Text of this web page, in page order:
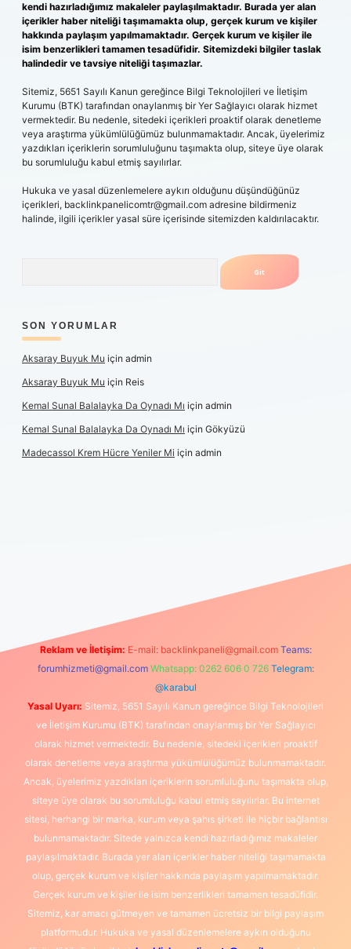
kendi hazırladığımız makaleler paylaşılmaktadır. Burada yer alan
içerikler haber niteliği taşımamakta olup, gerçek kurum ve kişiler
hakkında paylaşım yapılmamaktadır. Gerçek kurum ve kişiler ile
isim benzerlikleri tamamen tesadüfidir. Sitemizdeki bilgiler taslak
halindedir ve tavsiye niteliği taşımazlar.
Sitemiz, 5651 Sayılı Kanun gereğince Bilgi Teknolojileri ve İletişim
Kurumu (BTK) tarafından onaylanmış bir Yer Sağlayıcı olarak hizmet
vermektedir. Bu nedenle, sitedeki içerikleri proaktif olarak denetleme
veya araştırma yükümlülüğümüz bulunmamaktadır. Ancak, üyelerimiz
yazdıkları içeriklerin sorumluluğunu taşımakta olup, siteye üye olarak
bu sorumluluğu kabul etmiş sayılırlar.
Hukuka ve yasal düzenlemelere aykırı olduğunu düşündüğünüz
içerikleri, backlinkpanelicomtr@gmail.com adresine bildirmeniz
halinde, ilgili içerikler yasal süre içerisinde sitemizden kaldırılacaktır.
SON YORUMLAR
Aksaray Buyuk Mu için admin
Aksaray Buyuk Mu için Reis
Kemal Sunal Balalayka Da Oynadı Mı için admin
Kemal Sunal Balalayka Da Oynadı Mı için Gökyüzü
Madecassol Krem Hücre Yeniler Mi için admin
Reklam ve İletişim: E-mail: backlinkpaneli@gmail.com Teams:
forumhizmeti@gmail.com Whatsapp: 0262 606 0 726 Telegram:
@karabul
Yasal Uyarı: Sitemiz, 5651 Sayılı Kanun gereğince Bilgi Teknolojileri
ve İletişim Kurumu (BTK) tarafından onaylanmış bir Yer Sağlayıcı
olarak hizmet vermektedir. Bu nedenle, sitedeki içerikleri proaktif
olarak denetleme veya araştırma yükümlülüğümüz bulunmamaktadır.
Ancak, üyelerimiz yazdıkları içeriklerin sorumluluğunu taşımakta olup,
siteye üye olarak bu sorumluluğu kabul etmiş sayılırlar. Bu internet
sitesi, herhangi bir marka, kurum veya şahıs şirketi ile hiçbir bağlantısı
bulunmamaktadır. Sitede yalnızca kendi hazırladığımız makaleler
paylaşılmaktadır. Burada yer alan içerikler haber niteliği taşımamakta
olup, gerçek kurum ve kişiler hakkında paylaşım yapılmamaktadır.
Gerçek kurum ve kişiler ile isim benzerlikleri tamamen tesadüfidir.
Sitemiz, kar amacı gütmeyen ve tamamen ücretsiz bir bilgi paylaşım
platformudur. Hukuka ve yasal düzenlemelere aykırı olduğunu